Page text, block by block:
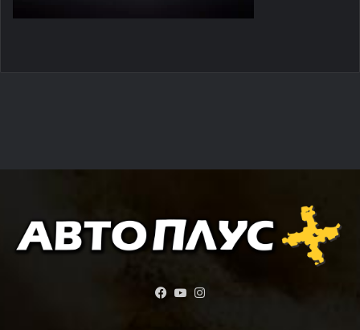
Facebook
YouTube